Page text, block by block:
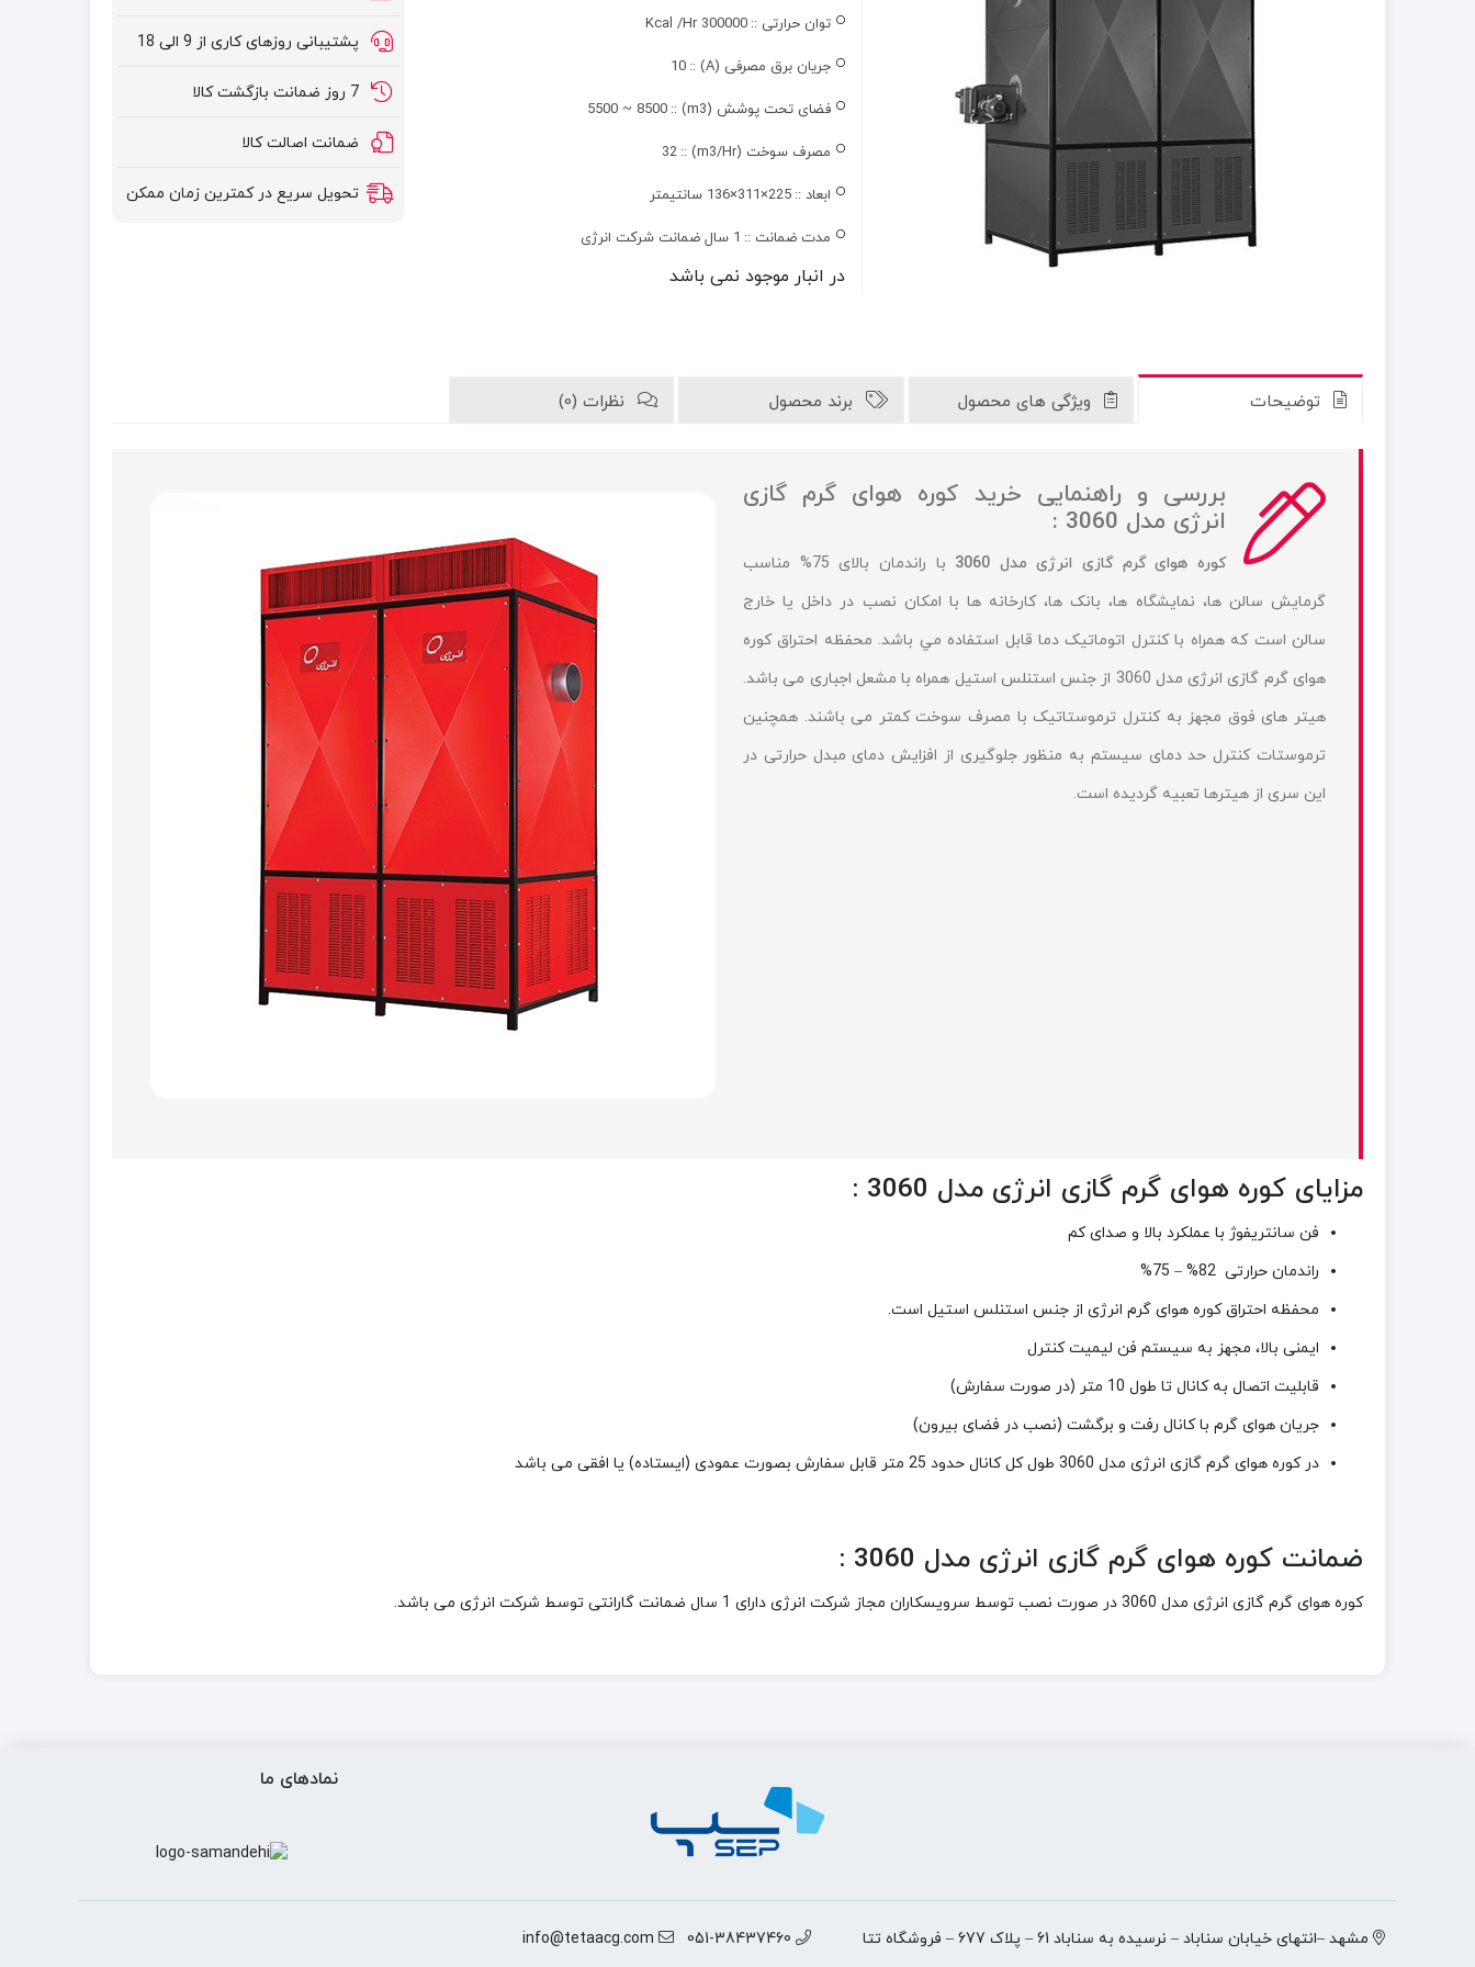
توان حرارتی :: 300000 Kcal /Hr
جریان برق مصرفی (A) :: 10
فضای تحت پوشش (m3) :: 8500 ~ 5500
مصرف سوخت (m3/Hr) :: 32
ابعاد :: 225×311×136 سانتیمتر
مدت ضمانت :: 1 سال ضمانت شرکت انرژی
پشتیبانی روزهای کاری از 9 الی 18
7 روز ضمانت بازگشت کالا
ضمانت اصالت کالا
تحویل سریع در کمترین زمان ممکن
در انبار موجود نمی باشد
توضیحات ویژگی های محصول برند محصول نظرات (0)
بررسی و راهنمایی خرید کوره هوای گرم گازی
انرژی مدل 3060 :
کوره هوای گرم گازی انرژی مدل 3060
با راندمان بالای 75% مناسب
گرمايش سالن ها، نمایشگاه ها، بانک ها، کارخانه ها با امکان نصب در داخل يا خارج
سالن است که همراه با کنترل اتوماتيک دما قابل استفاده مي باشد. محفظه احتراق کوره
هوای گرم گازی انرژی مدل 3060 از جنس استنلس استیل همراه با مشعل اجبارى می باشد.
هیتر های فوق مجهز به کنترل ترموستاتیک با مصرف سوخت کمتر می باشند. همچنین
ترموستات کنترل حد دمای سیستم به منظور جلوگیرى از افزایش دماى مبدل حرارتى در
این سری از هیترها تعبیه گردیده است.
مزایای کوره هوای گرم گازی انرژی مدل 3060 :
فن سانتریفوژ با عملکرد بالا و صداى کم
راندمان حرارتی 82% – 75%
محفظه احتراق کوره هوای گرم انرژی از جنس استنلس استیل است.
ایمنى بالا، مجهز به سیستم فن لیمیت کنترل
قابلیت اتصال به کانال تا طول 10 متر (در صورت سفارش)
جریان هواى گرم با کانال رفت و برگشت (نصب در فضاى بیرون)
درکوره هوای گرم گازی انرژی مدل 3060 طول کل کانال حدود 25 متر قابل سفارش بصورت عمودى (ایستاده) یا افقى می باشد
ضمانت کوره هوای گرم گازی انرژی مدل 3060 :
کوره هوای گرم گازی انرژی مدل 3060 در صورت نصب توسط سرویسکاران مجاز شرکت انرژی دارای 1 سال ضمانت گارانتی توسط شرکت انرژی می باشد.
نمادهای ما
مشهد –انتهای خیابان سناباد – نرسیده به سناباد 61 – پلاک 677 – فروشگاه تتا 051-38437460
info@tetaacg.com